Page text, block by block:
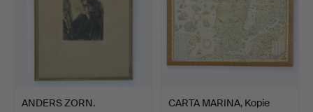
ANDERS ZORN.
CARTA MARINA, Kopie